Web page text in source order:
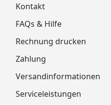
Kontakt
FAQs & Hilfe
Rechnung drucken
Zahlung
Versandinformationen
Serviceleistungen